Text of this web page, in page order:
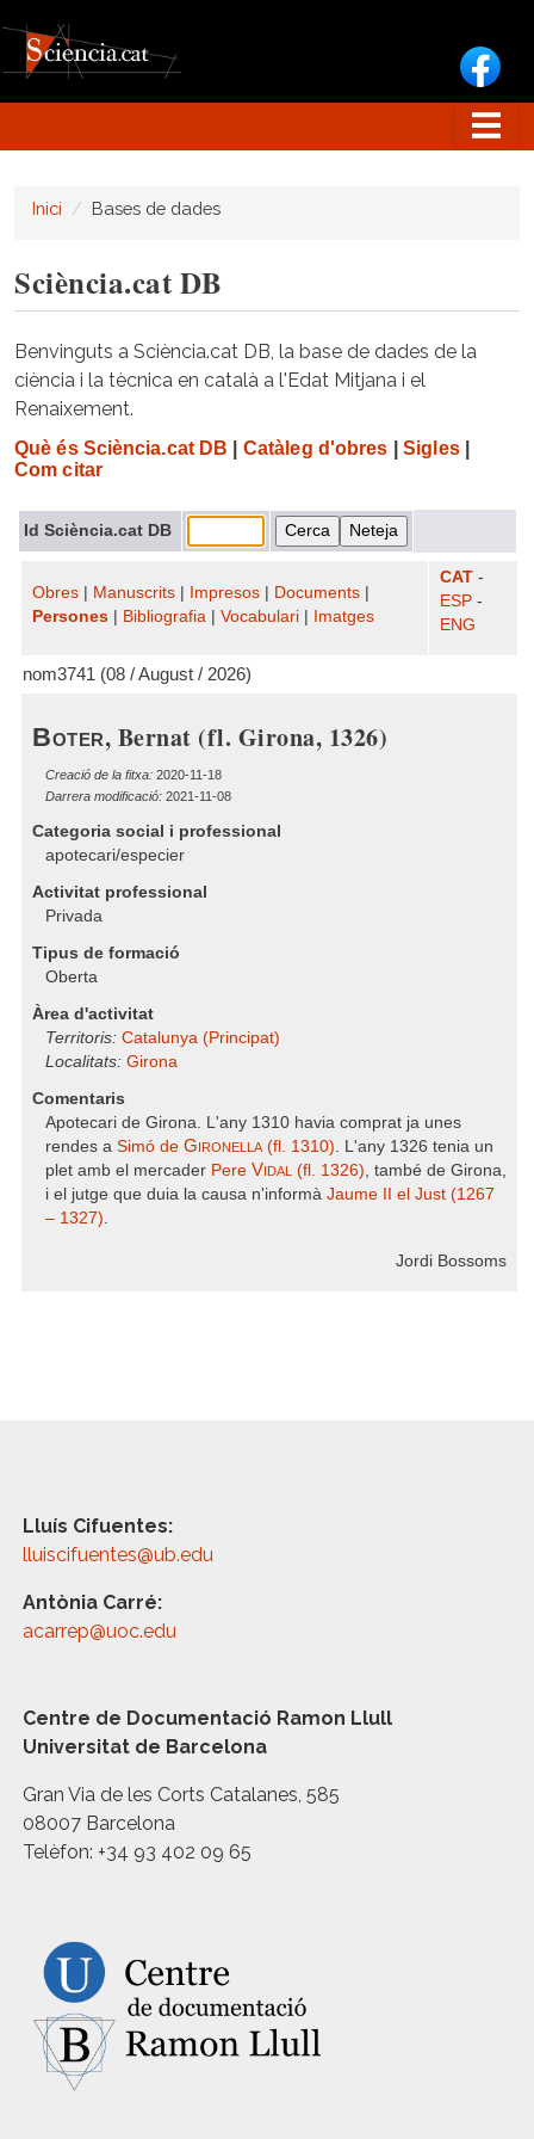
Inici Bases de dades
Sciència.cat DB
Benvinguts a Sciència.cat DB, la base de dades de la
ciència i la tècnica en català a l'Edat Mitjana i el
Renaixement.
Què és Sciència.cat DB Catàleg d'obres Sigles|
Com citar
Id Sciència.cat DB
Obres Manuscrits Impresos Documents
Persones
Bibliografia Vocabulari Imatges
CAT -
ESP -
ENG
nom3741 (08 / August / 2026)
Boter, Bernat (fl. Girona, 1326)
Creació de la fitxa: 2020-11-18
Darrera modificació: 2021-11-08
Categoria social i professional
apotecari/especier
Activitat professional
Privada
Tipus de formació
Oberta
Àrea d'activitat
Territoris: Catalunya (Principat)
Localitats: Girona
Comentaris
Apotecari de Girona. L'any 1310 havia comprat ja unes
rendes a Simó de Gironella(fl. 1310). L'any 1326 tenia un
plet amb el mercader Pere Vidal (fl. 1326), també de Girona,
i el jutge que duia la causa n'informà Jaume II el Just (1267
– 1327).
Jordi Bossoms
Lluís Cifuentes:
lluiscifuentes@ub.edu
Antònia Carré:
acarrep@uoc.edu
Centre de Documentació Ramon Llull
Universitat de Barcelona
Gran Via de les Corts Catalanes, 585
08007 Barcelona
Telèfon: +34 93 402 09 65